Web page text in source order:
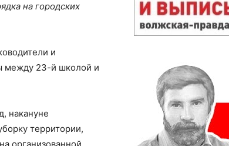
на городских
и
между 23-й школой и
накануне
территории,